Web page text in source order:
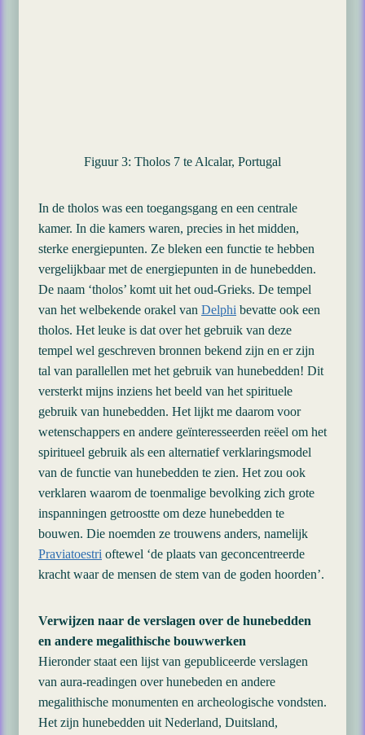
Figuur 3: Tholos 7 te Alcalar, Portugal
In de tholos was een toegangsgang en een centrale
kamer. In die kamers waren, precies in het midden,
sterke energiepunten. Ze bleken een functie te hebben
vergelijkbaar met de energiepunten in de hunebedden.
De naam ‘tholos’ komt uit het oud-Grieks. De tempel
van het welbekende orakel van Delphi bevatte ook een
tholos. Het leuke is dat over het gebruik van deze
tempel wel geschreven bronnen bekend zijn en er zijn
tal van parallellen met het gebruik van hunebedden! Dit
versterkt mijns inziens het beeld van het spirituele
gebruik van hunebedden. Het lijkt me daarom voor
wetenschappers en andere geïnteresseerden reëel om het
spiritueel gebruik als een alternatief verklaringsmodel
van de functie van hunebedden te zien. Het zou ook
verklaren waarom de toenmalige bevolking zich grote
inspanningen getroostte om deze hunebedden te
bouwen. Die noemden ze trouwens anders, namelijk
Praviatoestri oftewel ‘de plaats van geconcentreerde
kracht waar de mensen de stem van de goden hoorden’.
Verwijzen naar de verslagen over de hunebedden
en andere megalithische bouwwerken
Hieronder staat een lijst van gepubliceerde verslagen
van aura-readingen over hunebeden en andere
megalithische monumenten en archeologische vondsten.
Het zijn hunebedden uit Nederland, Duitsland,